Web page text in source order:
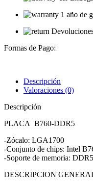
1 año de
Formas de Pago:
Descripción
Valoraciones (0)
Descripción
PLACA B760-DDR5
-Zócalo: LGA1700
-Conjunto de chips: Intel
-Soporte de memoria:
DESCRIPCION